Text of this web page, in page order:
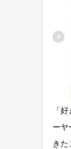
「
ーヤ
きた